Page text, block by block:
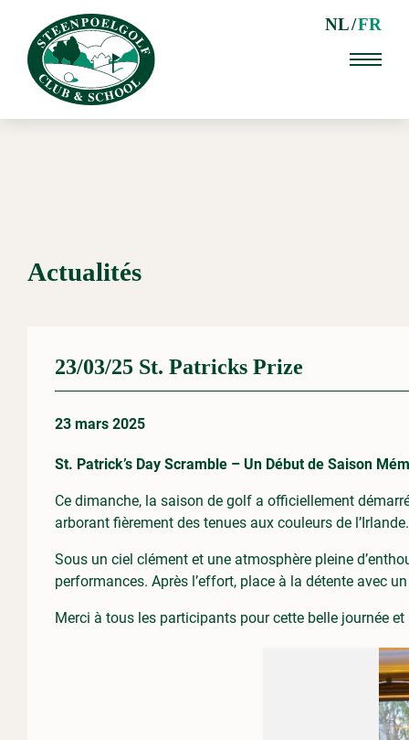
NL FR
Actualités
23/03/25 St. Patricks Prize
23 mars 2025
St. Patrick’s Day Scramble – Un Début de Saison
Ce dimanche, la saison de golf a officiellement
arborant fièrement des tenues aux couleurs de l’Irlande.
Sous un ciel clément et une atmosphère pleine
performances. Après l’effort, place à la détente avec
Merci à tous les participants pour cette belle journée